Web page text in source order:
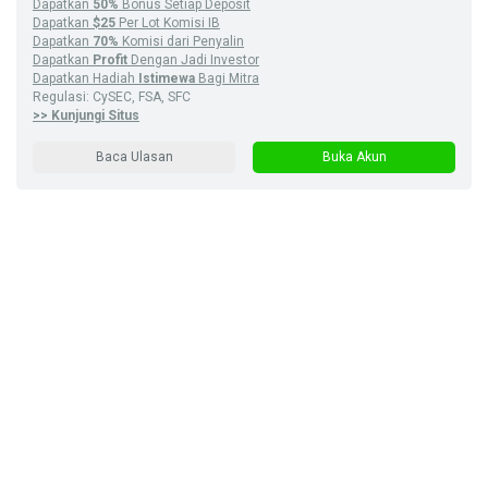
Dapatkan 50% Bonus Setiap Deposit
Dapatkan $25 Per Lot Komisi IB
Dapatkan 70% Komisi dari Penyalin
Dapatkan Profit Dengan Jadi Investor
Dapatkan Hadiah
Istimewa Bagi Mitra
Regulasi: CySEC, FSA, SFC
>> Kunjungi Situs
Baca Ulasan Buka Akun